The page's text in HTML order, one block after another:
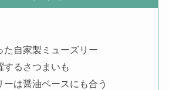
た自家製ミューズリー
するさつまいも
ーは醤油ベースにも合う